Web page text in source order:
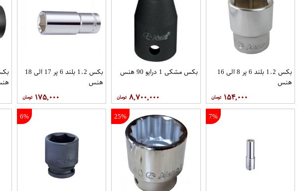
بکس 1.2 بلند 6 پر 8 الی 16
هنس
۱۵۴,۰۰۰
بکس مشکی 1 درایو 90 هنس
۸,۷۰۰,۰۰۰
بکس 1.2 بلند 6 پر 17 الی 18
هنس
۱۷۵,۰۰۰
7%
25%
6%